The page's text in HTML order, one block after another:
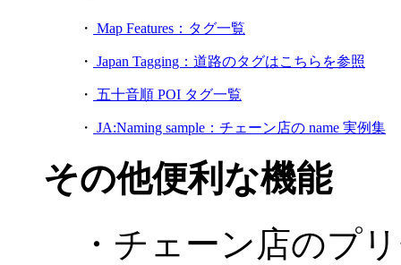
・ Map Features：タグ一覧
・ Japan Tagging：道路のタグはこちらを参照
・ 五十音順 POI タグ一覧
・ JA:Naming sample：チェーン店の name 実例集
その他便利な機能
・チェーン店のプ